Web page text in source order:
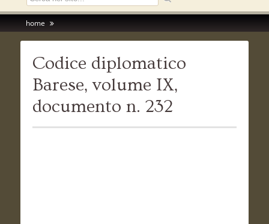
home
Codice diplomatico
Barese, volume IX,
documento n. 232